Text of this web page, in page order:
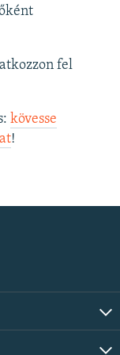
fel
kövesse
! ​